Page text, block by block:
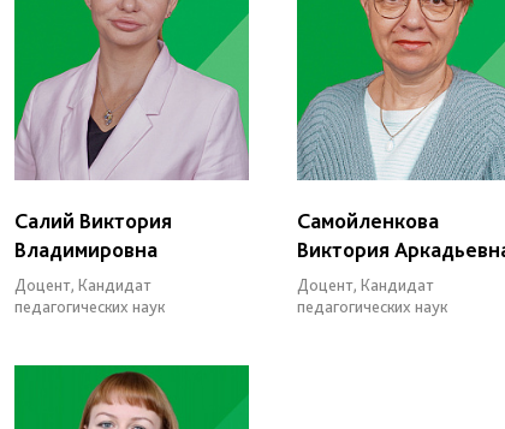
Салий Виктория
Владимировна
Доцент, Кандидат
педагогических наук
Самойленкова
Виктория
Доцент, Кандидат
педагогических наук